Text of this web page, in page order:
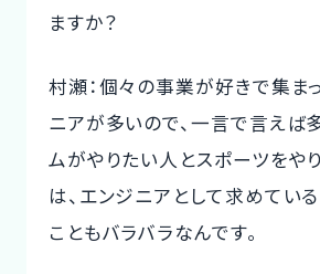
ますか？
村瀬：個々の事業が好きで集ま
ニアが多いので、一言で言えば
ムがやりたい人とスポーツをや
は、エンジニアとして求めてい
こともバラバラなんです。